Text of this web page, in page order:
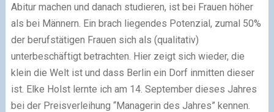
Abitur machen und danach studieren, ist bei Frauen höher
als bei Männern. Ein brach liegendes Potenzial, zumal 50%
der berufstätigen Frauen sich als (qualitativ)
unterbeschäftigt betrachten. Hier zeigt sich wieder, die
klein die Welt ist und dass Berlin ein Dorf inmitten dieser
ist. Elke Holst lernte ich am 14. September dieses Jahres
bei der Preisverleihung “Managerin des Jahres” kennen.